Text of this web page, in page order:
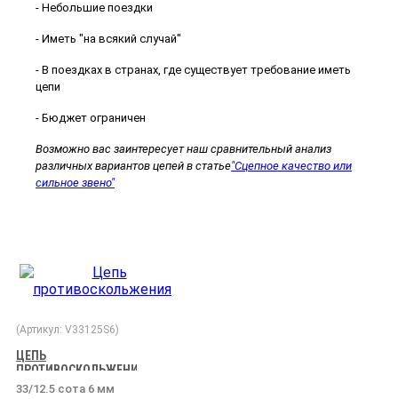
- Небольшие поездки
- Иметь "на всякий случай"
- В поездках в странах, где существует требование иметь
цепи
- Бюджет ограничен
Возможно вас заинтересует наш сравнительный анализ
различных вариантов цепей в статье"Сцепное качество или
сильное звено"
(Артикул: V33125S6)
ЦЕПЬ
ПРОТИВОСКОЛЬЖЕНИЯ
33/12.5 сота 6 мм